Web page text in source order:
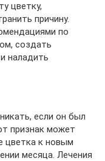
цветку,
причину.
по
создать
наладить
если он был
признак может
цветка к новым
месяца. Лечения